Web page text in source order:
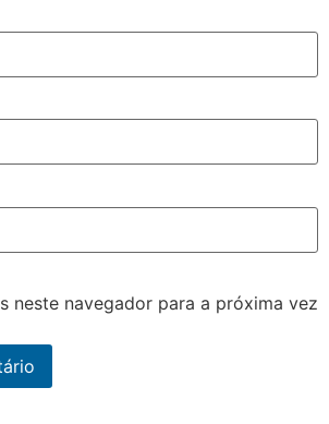
neste navegador para a próxima vez